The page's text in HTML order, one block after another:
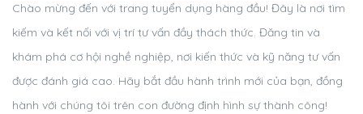
Chào mừng đến với trang tuyển dụng hàng đầu! Đây là nơi tìm
kiếm và kết nối với vị trí tư vấn đầy thách thức. Đăng tin và
khám phá cơ hội nghề nghiệp, nơi kiến thức và kỹ năng tư vấn
được đánh giá cao. Hãy bắt đầu hành trình mới của bạn, đồng
hành với chúng tôi trên con đường định hình sự thành công!